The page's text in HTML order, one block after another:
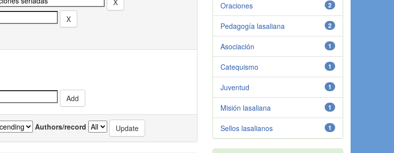
Authors/record
2
Oraciones
2
Pedagogía lasaliana
1
Asociación
1
Catequismo
1
Juventud
1
Misión lasaliana
1
Sellos lasalianos